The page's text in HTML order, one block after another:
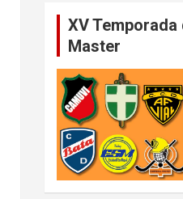
XV
Master